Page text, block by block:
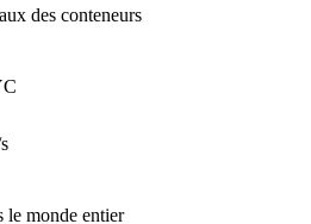
des conteneurs
le monde entier